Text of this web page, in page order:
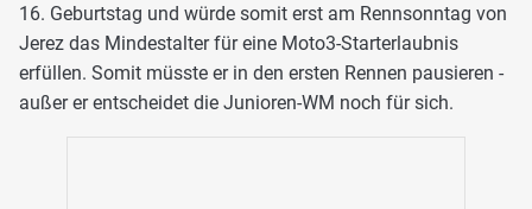
16. Geburtstag und würde somit erst am Rennsonntag von
Jerez das Mindestalter für eine Moto3-Starterlaubnis
erfüllen. Somit müsste er in den ersten Rennen pausieren -
außer er entscheidet die Junioren-WM noch für sich.